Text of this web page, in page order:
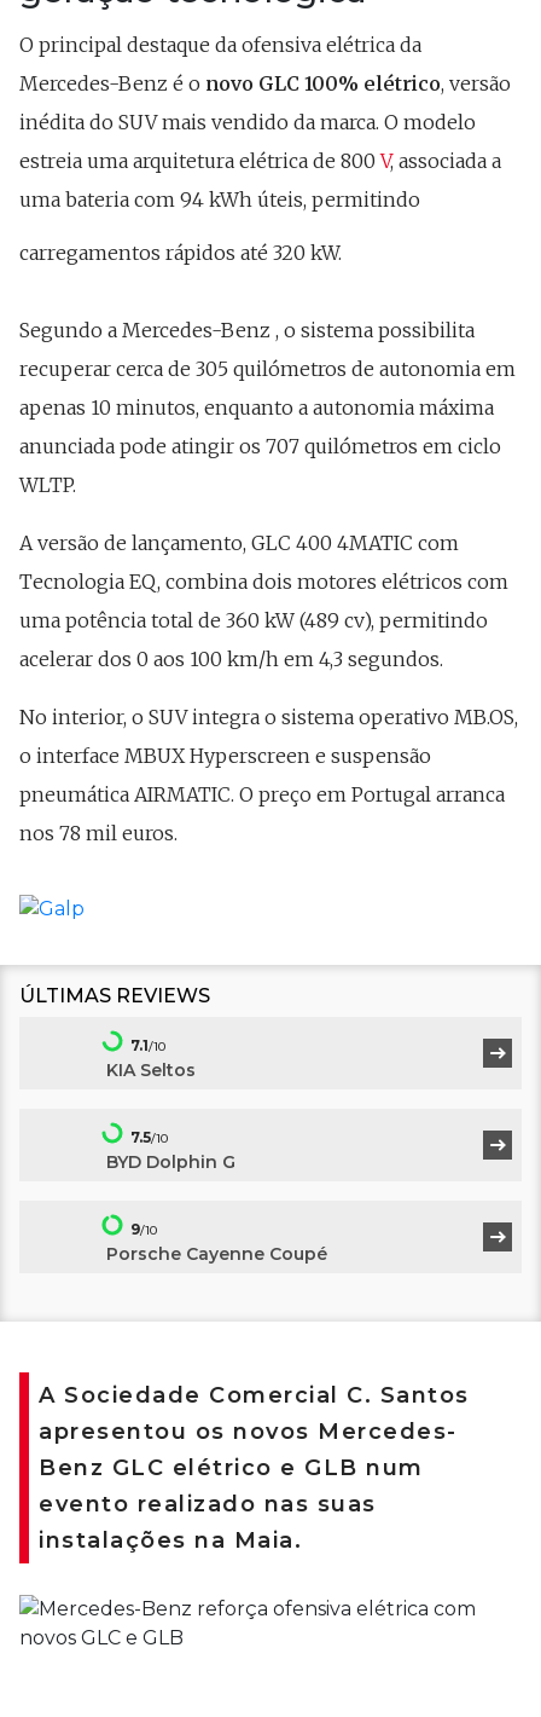
O principal destaque da ofensiva elétrica da
Mercedes-Benz é o novo GLC 100% elétrico, versão
inédita do SUV mais vendido da marca. O modelo
estreia uma arquitetura elétrica de 800V, associada a
uma bateria com 94 kWh úteis, permitindo
carregamentos rápidos até 320 kW.
Segundo a Mercedes-Benz , o sistema possibilita
recuperar cerca de 305 quilómetros de autonomia em
apenas 10 minutos, enquanto a autonomia máxima
anunciada pode atingir os 707 quilómetros em ciclo
WLTP.
A versão de lançamento, GLC 400 4MATIC com
Tecnologia EQ, combina dois motores elétricos com
uma potência total de 360 kW (489 cv), permitindo
acelerar dos 0 aos 100 km/h em 4,3 segundos.
No interior, o SUV integra o sistema operativo MB.OS,
o interface MBUX Hyperscreen e suspensão
pneumática AIRMATIC. O preço em Portugal arranca
nos 78 mil euros.
ÚLTIMAS REVIEWS
7.1/10
KIA Seltos
7.5/10
BYD Dolphin G
9/10
Porsche Cayenne Coupé
A Sociedade Comercial C. Santos
apresentou os novos Mercedes-
Benz GLC elétrico e GLB num
evento realizado nas suas
instalações na Maia.